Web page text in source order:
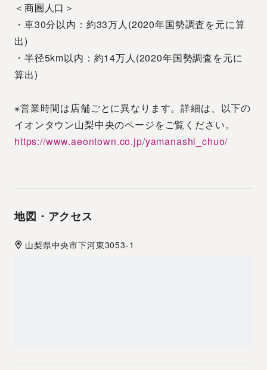
＜商圏人口＞
・車30分以内：約33万人(2020年国勢調査を元に算
出)
・半径5km以内：約14万人(2020年国勢調査を元に
算出)
※営業時間は店舗ごとに異なります。詳細は、以下の
イオンタウン山梨中央のページをご覧ください。
https://www.aeontown.co.jp/yamanashi_chuo/
地図・アクセス
山梨県中央市下河東3053-1